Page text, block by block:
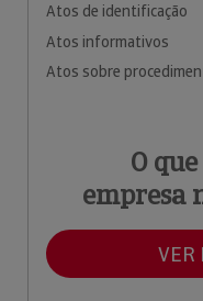
Atos de identificação
Atos informativos
Atos sobre
O
empresa
VER